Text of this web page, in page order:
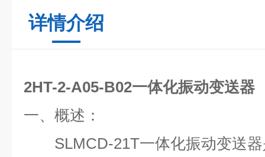
详情介绍
2HT-2-A05-B02一体化振动变送器
一、概述：
SLMCD-21T一体化振动变送